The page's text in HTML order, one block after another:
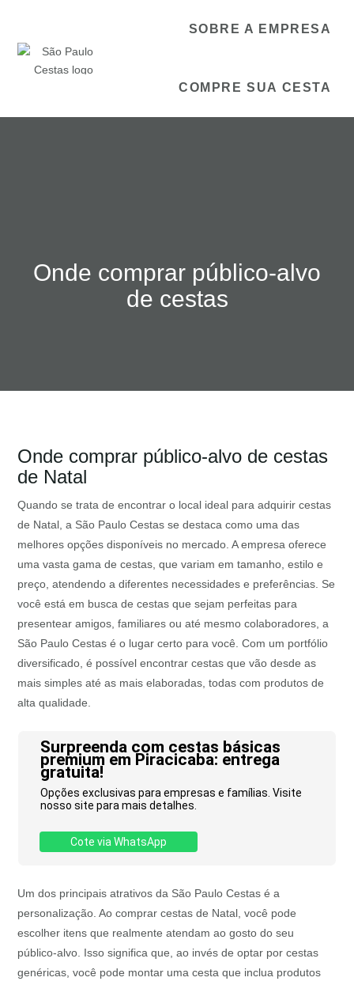
SOBRE A EMPRESA
COMPRE SUA CESTA
Onde comprar público-alvo
de cestas
Onde comprar público-alvo de cestas
de Natal
Quando se trata de encontrar o local ideal para adquirir cestas
de Natal, a São Paulo Cestas se destaca como uma das
melhores opções disponíveis no mercado. A empresa oferece
uma vasta gama de cestas, que variam em tamanho, estilo e
preço, atendendo a diferentes necessidades e preferências. Se
você está em busca de cestas que sejam perfeitas para
presentear amigos, familiares ou até mesmo colaboradores, a
São Paulo Cestas é o lugar certo para você. Com um portfólio
diversificado, é possível encontrar cestas que vão desde as
mais simples até as mais elaboradas, todas com produtos de
alta qualidade.
Surpreenda com cestas básicas
premium em Piracicaba: entrega
gratuita!
Opções exclusivas para empresas e famílias. Visite
nosso site para mais detalhes.
Cote via WhatsApp
Um dos principais atrativos da São Paulo Cestas é a
personalização. Ao comprar cestas de Natal, você pode
escolher itens que realmente atendam ao gosto do seu
público-alvo. Isso significa que, ao invés de optar por cestas
genéricas, você pode montar uma cesta que inclua produtos